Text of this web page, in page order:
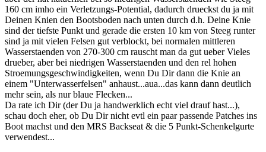
160 cm imho ein Verletzungs-Potential, dadurch drueckst du ja mit
Deinen Knien den Bootsboden nach unten durch d.h. Deine Knie
sind der tiefste Punkt und gerade die ersten 10 km von Steeg runter
sind ja mit vielen Felsen gut verblockt, bei normalen mittleren
Wasserstaenden von 270-300 cm rauscht man da gut ueber Vieles
drueber, aber bei niedrigen Wasserstaenden und den rel hohen
Stroemungsgeschwindigkeiten, wenn Du Dir dann die Knie an
einem "Unterwasserfelsen" anhaust...aua...das kann dann deutlich
mehr sein, als nur blaue Flecken...
Da rate ich Dir (der Du ja handwerklich echt viel drauf hast...),
schau doch eher, ob Du Dir nicht evtl ein paar passende Patches ins
Boot machst und den MRS Backseat & die 5 Punkt-Schenkelgurte
verwendest...